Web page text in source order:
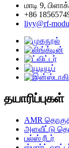
மாடி 9,
+86
liyy@rf-
தயாரிப்புகள்
AMR
அளவீட்டு
பல்ஸ் ரீடர்